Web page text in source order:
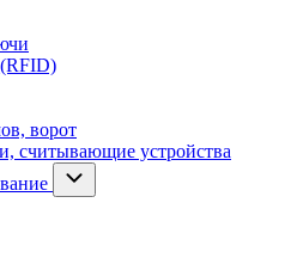
ворот
считывающие устройства